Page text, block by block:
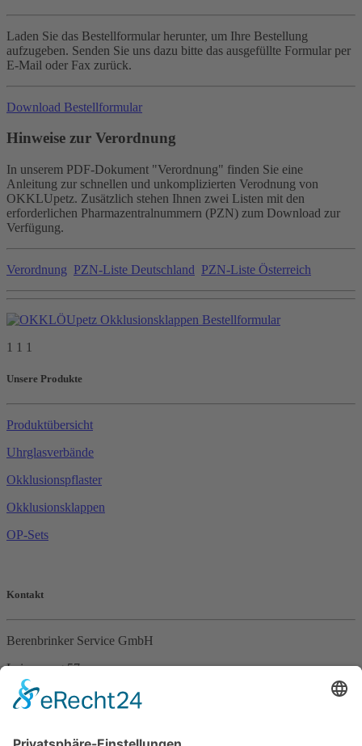
Laden Sie das Bestellformular herunter, um Ihre Bestellung
aufzugeben. Senden Sie uns dazu bitte das ausgefüllte Formular per
E-Mail oder Fax zurück.
Download Bestellformular
Hinweise zur Verordnung
In unserem PDF-Dokument "Verordnung" finden Sie eine
Anleitung zur schnellen und unkomplizierten Verodnung von
OKKLUpetz. Zusätzlich stehen Ihnen zwei Listen mit den
erforderlichen Pharmazentralnummern (PZN) zum Download zur
Verfügung.
Verordnung PZN-Liste Deutschland PZN-Liste Österreich
1 1 1
Unsere Produkte
Produktübersicht
Uhrglasverbände
Okklusionspflaster
Okklusionsklappen
OP-Sets
Kontakt
Berenbrinker Service GmbH
Leinenweg 57
33415 Verl